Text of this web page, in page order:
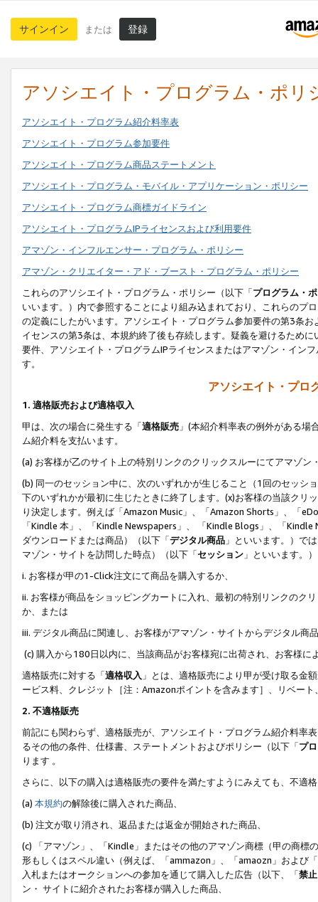
サインイン または 登録
アソシエイト・プログラム・ポリ
アソシエイト・プログラム紹介料率表
アソシエイト・プログラム参加要件
アソシエイト・プログラム商品ステートメント
アソシエイト・プログラム・モバイル・アプリケーション・ポリシー
アソシエイト・プログラム商標ガイドライン
アソシエイト・プログラムIPライセンスおよび利用要件
アマゾン・インフルエンサー・プログラム・ポリシー
アマゾン・クリエイター・アド・ブースト・プログラム・ポリシー
これらのアソシエイト・プログラム・ポリシー（以下「プログラム・
いいます。）内で参照することにより組み込まれており、これらのプ
の定義にしたがいます。アソシエイト・プログラム参加要件の第3条
イセンスの第3条は、本規約終了後も存続します。疑義を避けるため
要件、アソシエイト・プログラムIPライセンスまたはアマゾン・イン
す。
アソシエイト・プロ
1. 適格販売および適格収入
甲は、次の場合に発生する「適格販売 」(本紹介料率表の例外がある
ム紹介料を支払います。
(a) お客様が乙のサイト上の特別リンクのクリックスルーにてアマゾン
(b) 同一のセッション中に、次のいずれかが生じること（1回のセッシ
下のいずれかが最初に生じたときに終了します。(x)お客様の当該ク
り決定します。例えば「Amazon Music」、「Amazon Shorts」、「
「Kindle 本」、「Kindle Newspapers」、 「Kindle Blogs」、「
ダウンロードまたは商品）（以下「デジタル商品 」といいます。）で
マゾン・サイトを訪問した時点）（以下「セッション 」といいます。
i. お客様が甲の1-Click注文にて商品を購入するか、
ii. お客様が商品をショッピングカートに入れ、最初の特別リンクのク
か、または
iii. デジタル商品に関連し、お客様がアマゾン・サイトからデジタル
(c) 購入から180日以内に、当該商品がお客様宛に出荷され、お客様
適格販売に対する「適格収入 」とは、適格販売により甲が受け取る金
ービス料、クレジット［注：Amazonポイントを含みます］、リベー
2. 不適格販売
前記にも関わらず、適格販売が、アソシエイト・プログラム紹介料率
るその他の条件、仕様書、ステートメントおよびポリシー（以下「プ
ります 。
さらに、以下の購入は適格販売の要件を満たすようにみえても、不適
(a) 本規約の解除後に購入された商品、
(b) 注文が取り消され、返品または返金が開始された商品、
(c) 「アマゾン」、「Kindle」またはその他のアマゾン商標（甲の商
形もしくはスペル違い（例えば、「ammazon」、「amaozn」および
入札またはオークションへの参加を通じて購入した広告（以下、「禁
ン・ サイトに紹介されたお客様が購入した商品、